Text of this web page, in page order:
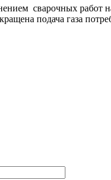
сварочных работ
подача газа